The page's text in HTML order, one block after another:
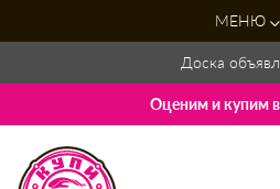
МЕНЮ
Доска
Оценим и купим